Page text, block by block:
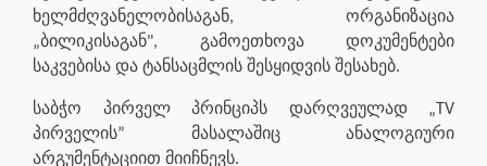
ხელმძღვანელობისაგან, ორგანიზაცია
„ბილიკისაგან", გამოეთხოვა დოკუმენტები
საკვებისა და ტანსაცმლის შესყიდვის შესახებ.
საბჭო პირველ პრინციპს დარღვეულად „TV
პირველის” მასალაშიც ანალოგიური
არგუმენტაციით მიიჩნევს.